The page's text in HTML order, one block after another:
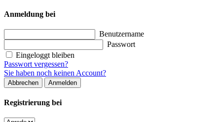
Anmeldung bei
Benutzername
Passwort
Eingeloggt bleiben
Passwort vergessen?
Sie haben noch keinen Account?
Abbrechen Anmelden
Registrierung bei